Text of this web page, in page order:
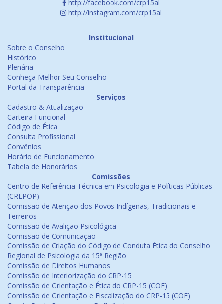
http://facebook.com/crp15al
http://instagram.com/crp15al
Institucional
Sobre o Conselho
Histórico
Plenária
Conheça Melhor Seu Conselho
Portal da Transparência
Serviços
Cadastro & Atualização
Carteira Funcional
Código de Ética
Consulta Profissional
Convênios
Horário de Funcionamento
Tabela de Honorários
Comissões
Centro de Referência Técnica em Psicologia e Políticas Públicas
(CREPOP)
Comissão de Atenção dos Povos Indígenas, Tradicionais e
Terreiros
Comissão de Avalição Psicológica
Comissão de Comunicação
Comissão de Criação do Código de Conduta Ética do Conselho
Regional de Psicologia da 15ª Região
Comissão de Direitos Humanos
Comissão de Interiorização do CRP-15
Comissão de Orientação e Ética do CRP-15 (COE)
Comissão de Orientação e Fiscalização do CRP-15 (COF)